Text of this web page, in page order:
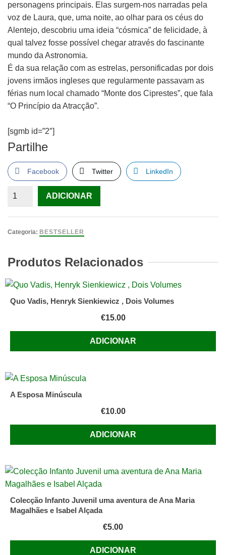
personagens principais. Elas surgem-nos narradas pela
voz de Laura, que, uma noite, ao olhar para os céus do
Alentejo, descobriu uma ideia “cósmica” de felicidade, à
qual talvez fosse possível chegar através do fascinante
mundo da Astronomia.
É da sua relação com as estrelas, personificadas por dois
jovens irmãos ingleses que regularmente passavam as
férias num local chamado “Monte dos Ciprestes”, que fala
“O Princípio da Atracção”.
[sgmb id=”2″]
Partilhe
Facebook Twitter LinkedIn
Quantidade
Princípio
de
Teresa
ADICIONAR
Categoria: BESTSELLER
Produtos Relacionados
Quo Vadis, Henryk Sienkiewicz , Dois Volumes
€15.00
ADICIONAR
A Esposa Minúscula
€10.00
ADICIONAR
Colecção Infanto Juvenil uma aventura de Ana Maria
Magalhães e Isabel Alçada
€5.00
ADICIONAR